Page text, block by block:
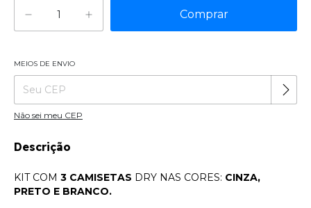
Entregas para o CEP:
MEIOS DE ENVIO
Não sei meu CEP
Descrição
KIT COM 3 CAMISETAS DRY NAS CORES: CINZA,
PRETO E BRANCO.